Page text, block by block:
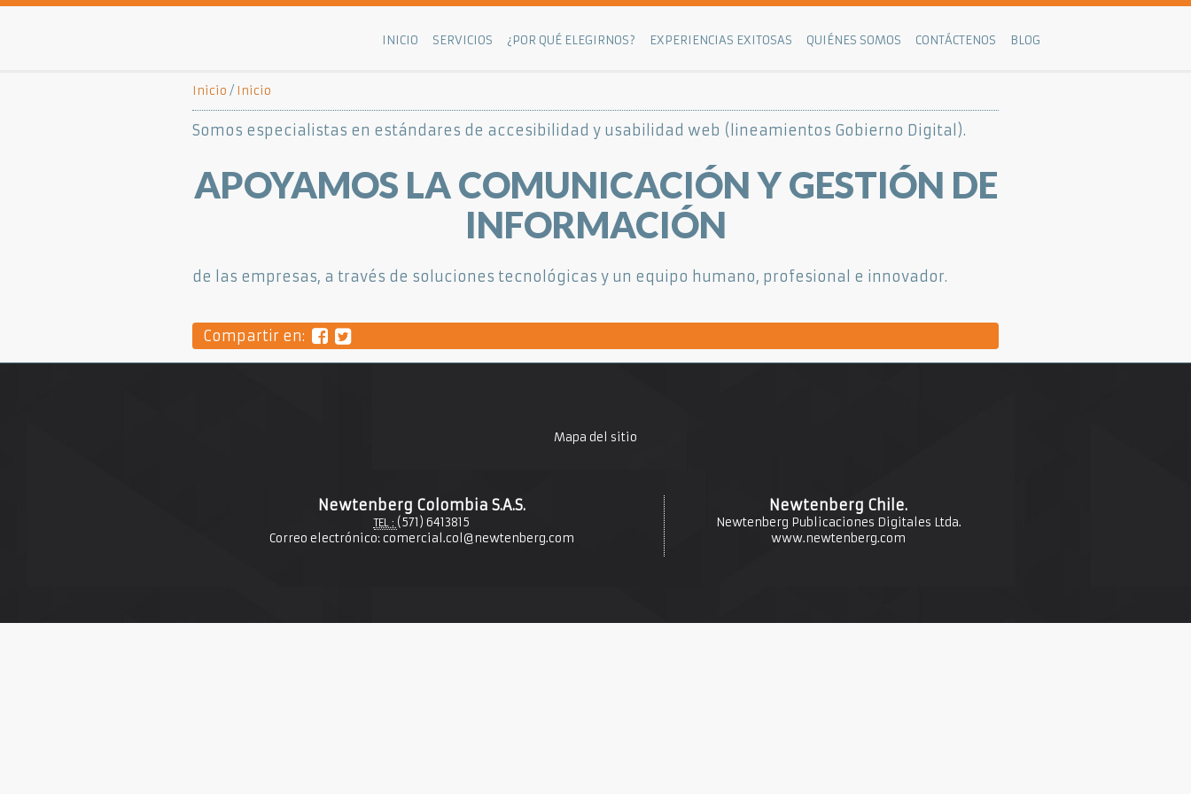
INICIO SERVICIOS ¿POR QUÉ ELEGIRNOS? EXPERIENCIAS EXITOSAS QUIÉNES SOMOS CONTÁCTENOS BLOG
Inicio / Inicio
Somos especialistas en estándares de accesibilidad y usabilidad web (lineamientos Gobierno Digital).
APOYAMOS LA COMUNICACIÓN Y GESTIÓN DE
INFORMACIÓN
de las empresas, a través de soluciones tecnológicas y un equipo humano, profesional e innovador.
Compartir en:
Mapa del sitio
Newtenberg Colombia S.A.S.
TEL : (571) 6413815
Correo electrónico:comercial.col@newtenberg.com
Newtenberg Chile.
Newtenberg Publicaciones Digitales Ltda.
www.newtenberg.com